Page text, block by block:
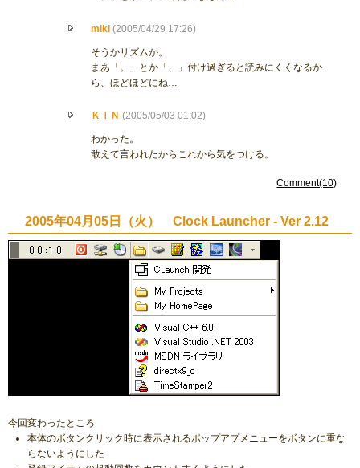
miki (2005/04/29 17:26)
そうかリズムか。
まあ「。」とか「、」付け過ぎると読みにくくなるか
ら、ほどほどにね…
ＫＩＮ (2005/05/03 01:02)
わかった。
敢えて言われたからこれから気をつける。
Comment(10)
2005年04月05日（火） Clock Launcher - Ver 2.12
今回変わったところ
本体のボタンクリック時に表示されるポップアプメニューをボタンに重な
らないようにした